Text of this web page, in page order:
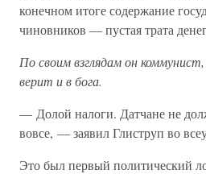
конечном итоге содержание
чиновников — пустая трата
По своим взглядам он
верит и в бога.
— Долой налоги. Датчане не
вовсе, — заявил Глиструп во
Это был первый политический